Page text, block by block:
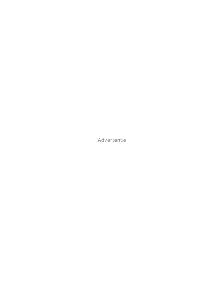
Advertentie